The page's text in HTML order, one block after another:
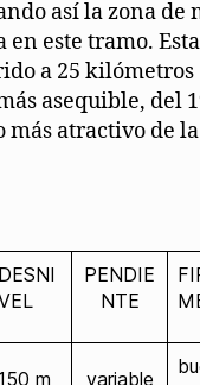
así la zona de
en este tramo.
a 25 kilómetros
asequible, del
más atractivo de
DESNI
PENDIE
NTE
m variable